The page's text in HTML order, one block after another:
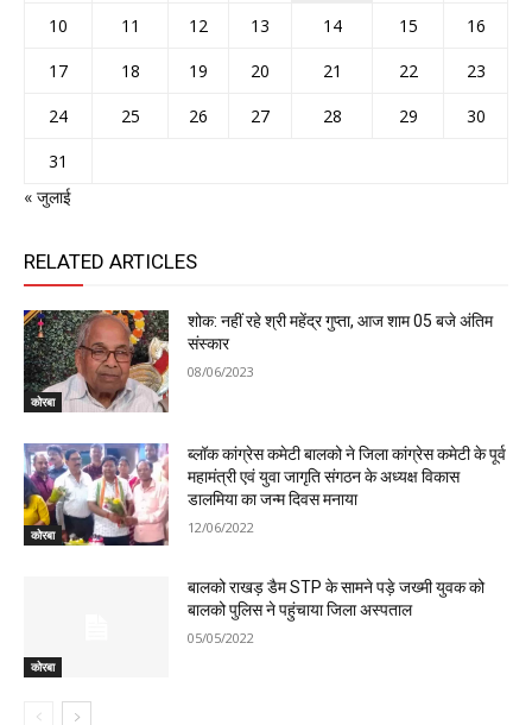
10
11 12 13 14 15
16
17
18 19 20 21 22
23
24
25 26 27 28 29
30
31
« जुलाई
RELATED ARTICLES
कोरबा
शोक: नहीं रहे श्री महेंद्र गुप्ता, आज शाम 05 बजे अंतिम
संस्कार
08/06/2023
कोरबा
ब्लॉक कांग्रेस कमेटी बालको ने जिला कांग्रेस कमेटी के पूर्व
महामंत्री एवं युवा जागृति संगठन के अध्यक्ष विकास
डालमिया का जन्म दिवस मनाया
12/06/2022
कोरबा
बालको राखड़ डैम STP के सामने पड़े जख्मी युवक को
बालको पुलिस ने पहुंचाया जिला अस्पताल
05/05/2022